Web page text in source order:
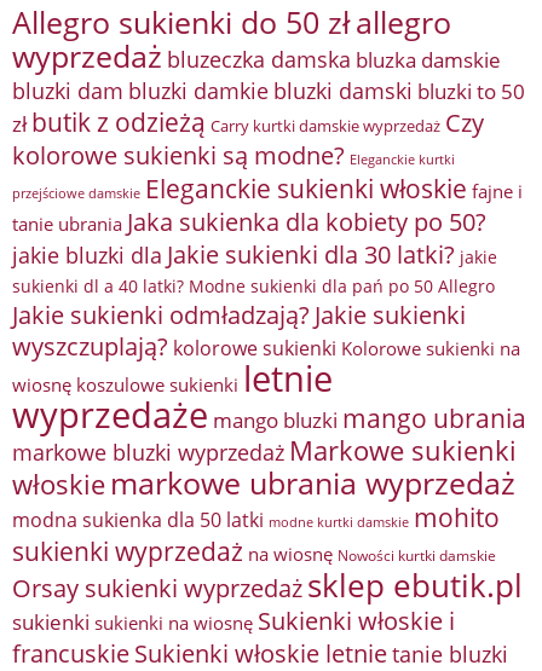
Allegro sukienki do 50 złallegro
wyprzedaż bluzeczka damska bluzka damskie
bluzki dam bluzki damkie bluzki damski bluzki to 50
zł butik z odzieżą Carry kurtki damskie wyprzedaż Czy
kolorowe sukienki są modne? Eleganckie kurtki
przejściowe damskie Eleganckie sukienki włoskie fajne i
tanie ubrania Jaka sukienka dla kobiety po 50?
jakie bluzki dla Jakie sukienki dla 30 latki? jakie
sukienki dl a 40 latki? Modne sukienki dla pań po 50 Allegro
Jakie sukienki odmładzają? Jakie sukienki
wyszczuplają? kolorowe sukienki Kolorowe sukienki na
wiosnę koszulowe sukienki letnie
wyprzedaże mango bluzki mango ubrania
markowe bluzki wyprzedaż Markowe sukienki
włoskie markowe ubrania wyprzedaż
modna sukienka dla 50 latki modne kurtki damskie mohito
sukienki wyprzedaż na wiosnę Nowości kurtki damskie
Orsay sukienki wyprzedażsklep ebutik.pl
sukienki sukienki na wiosnę Sukienki włoskie i
francuskieSukienki włoskie letnietanie bluzki